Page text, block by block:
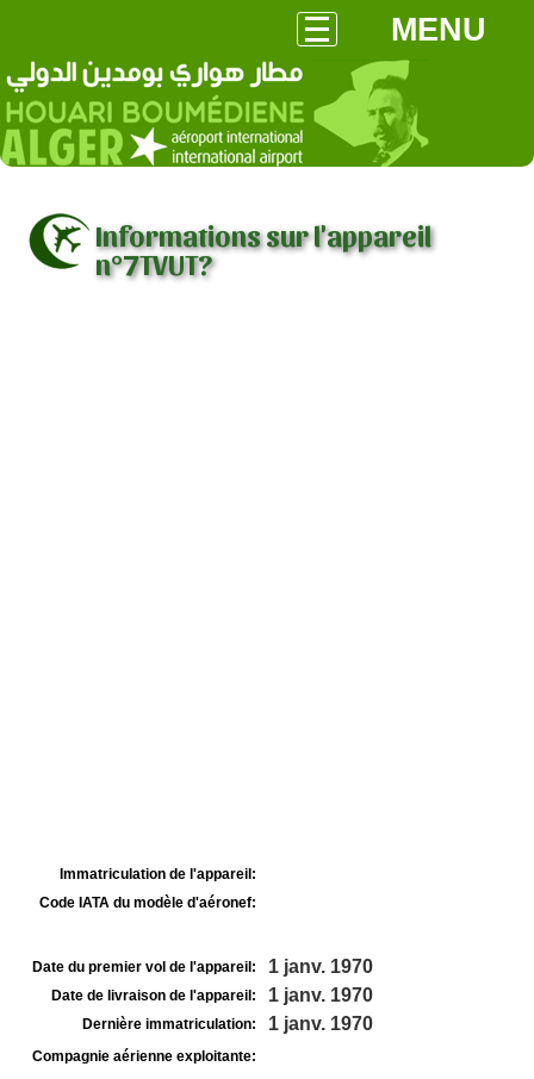
MENU
Informations sur l'appareil
n°7TVUT?
Immatriculation de l'appareil:
Code IATA du modèle d'aéronef:
Date du premier vol de l'appareil: 1 janv. 1970
Date de livraison de l'appareil: 1 janv. 1970
Dernière immatriculation: 1 janv. 1970
Compagnie aérienne exploitante: